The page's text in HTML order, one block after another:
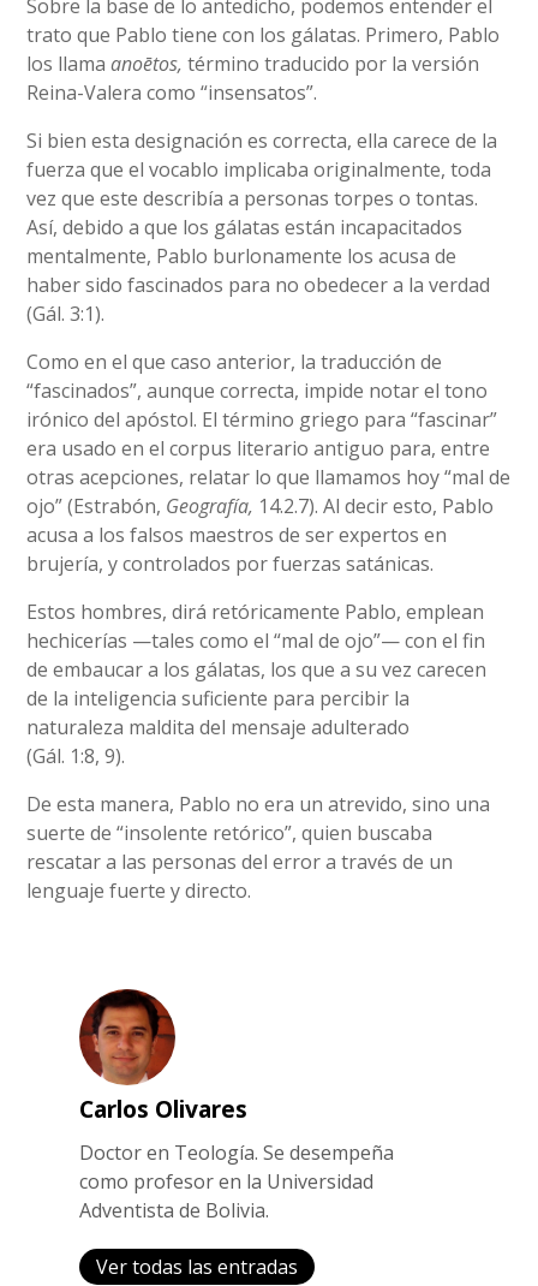
Sobre la base de lo antedicho, podemos entender el
trato que Pablo tiene con los gálatas. Primero, Pablo
los llamaanoētos, término traducido por la versión
Reina-Valera como “insensatos”.
Si bien esta designación es correcta, ella carece de la
fuerza que el vocablo implicaba originalmente, toda
vez que este describía a personas torpes o tontas.
Así, debido a que los gálatas están incapacitados
mentalmente, Pablo burlonamente los acusa de
haber sido fascinados para no obedecer a la verdad
(Gál. 3:1).
Como en el que caso anterior, la traducción de
“fascinados”, aunque correcta, impide notar el tono
irónico del apóstol. El término griego para “fascinar”
era usado en el corpus literario antiguo para, entre
otras acepciones, relatar lo que llamamos hoy “mal de
ojo” (Estrabón, Geografía, 14.2.7). Al decir esto, Pablo
acusa a los falsos maestros de ser expertos en
brujería, y controlados por fuerzas satánicas.
Estos hombres, dirá retóricamente Pablo, emplean
hechicerías —tales como el “mal de ojo”— con el fin
de embaucar a los gálatas, los que a su vez carecen
de la inteligencia suficiente para percibir la
naturaleza maldita del mensaje adulterado
(Gál. 1:8, 9).
De esta manera, Pablo no era un atrevido, sino una
suerte de “insolente retórico”, quien buscaba
rescatar a las personas del error a través de un
lenguaje fuerte y directo.
Carlos Olivares
Doctor en Teología. Se desempeña
como profesor en la Universidad
Adventista de Bolivia.
Ver todas las entradas